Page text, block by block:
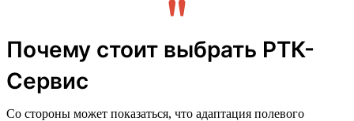
Почему стоит выбрать РТК-
Сервис
Со стороны может показаться, что адаптация полевого